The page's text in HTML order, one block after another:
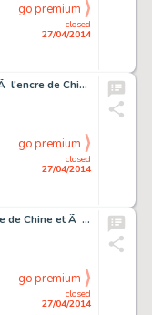
closed
27/04/2014
go premium
Bob et Bobette, illustration Ã l'encre de Chine, …
closed
27/04/2014
go premium
Gaston, illustration Ã l'encre de Chine et Ã l'a…
closed
27/04/2014
go premium